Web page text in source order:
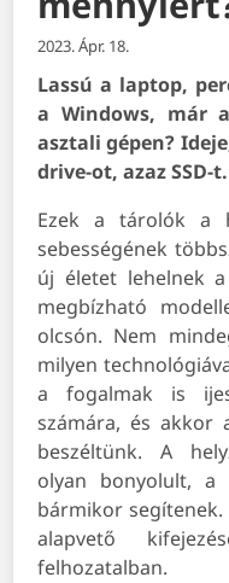
2023. Ápr. 18.
Lassú a laptop,
a Windows, már
asztali gépen?
drive-ot, azaz SSD-t.
Ezek a tárolók a
sebességének
új életet lehelnek
megbízható
olcsón. Nem
milyen
a fogalmak is
számára, és akkor
beszéltünk. A
olyan bonyolult, a
bármikor segítenek.
alapvető
felhozatalban.